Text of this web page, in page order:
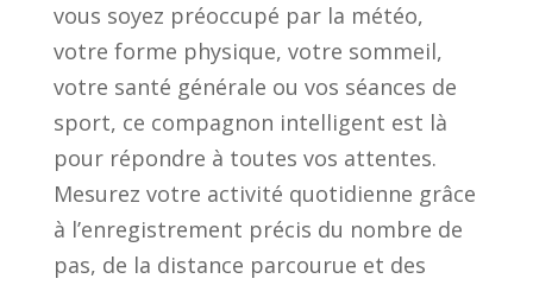
vous soyez préoccupé par la météo,
votre forme physique, votre sommeil,
votre santé générale ou vos séances de
sport, ce compagnon intelligent est là
pour répondre à toutes vos attentes.
Mesurez votre activité quotidienne grâce
à l’enregistrement précis du nombre de
pas, de la distance parcourue et des